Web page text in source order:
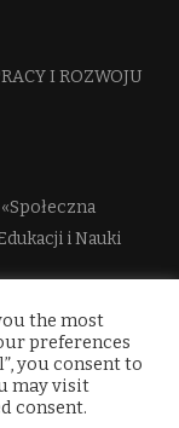
I ROZWOJU​
i Nauki
the most
preferences
you consent to
may visit
consent.